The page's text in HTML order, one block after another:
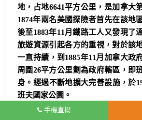
地，占地6641平方公里，是加拿大
1874年兩名美國探險者首先在該地
後至1883年11月鐵路工人又發現了
旅遊資源引起各方的重視，對於該
一直持續，到1885年11月加拿大政
周圍26平方公里劃為政府轄區，即
身。經過不斷地擴大完善設施，於
班夫國家公園。
手機直撥